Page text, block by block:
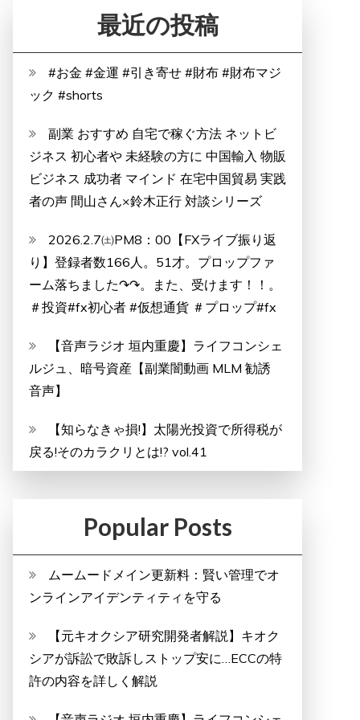
最近の投稿
#お金 #金運 #引き寄せ #財布 #財布マジ
ック #shorts
副業 おすすめ 自宅で稼ぐ方法 ネットビ
ジネス 初心者や 未経験の方に 中国輸入 物販
ビジネス 成功者 マインド 在宅中国貿易 実践
者の声 間山さん×鈴木正行 対談シリーズ
2026.2.7㈯PM8：00【FXライブ振り返
り】登録者数166人。51才。プロップファ
ーム落ちました↷↷。また、受けます！！。
＃投資#fx初心者 #仮想通貨 ＃プロップ#fx
【音声ラジオ 垣内重慶】ライフコンシェ
ルジュ、暗号資産【副業闇動画 MLM 勧誘
音声】
【知らなきゃ損!】太陽光投資で所得税が
戻る!そのカラクリとは!? vol.41
Popular Posts
ムームードメイン更新料：賢い管理でオ
ンラインアイデンティティを守る
【元キオクシア研究開発者解説】キオク
シアが訴訟で敗訴しストップ安に…ECCの特
許の内容を詳しく解説